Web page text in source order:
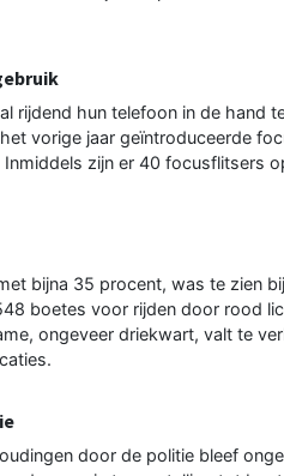
rijdend hun telefoon in de hand
vorige jaar geïntroduceerde
Inmiddels zijn er 40 focusflitsers
bijna 35 procent, was te zien
boetes voor rijden door rood
ongeveer driekwart, valt te
door de politie bleef